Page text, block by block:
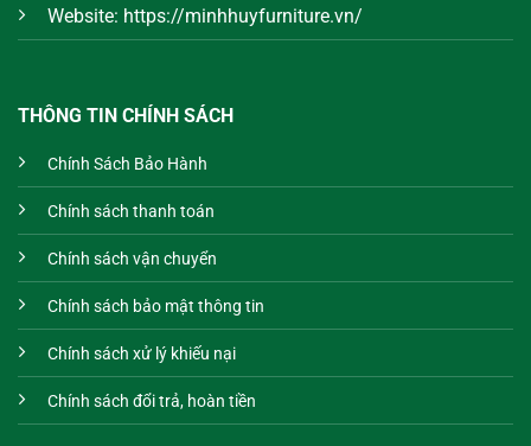
Website: https://minhhuyfurniture.vn/
THÔNG TIN CHÍNH SÁCH
Chính Sách Bảo Hành
Chính sách thanh toán
Chính sách vận chuyển
Chính sách bảo mật thông tin
Chính sách xử lý khiếu nại
Chính sách đổi trả, hoàn tiền